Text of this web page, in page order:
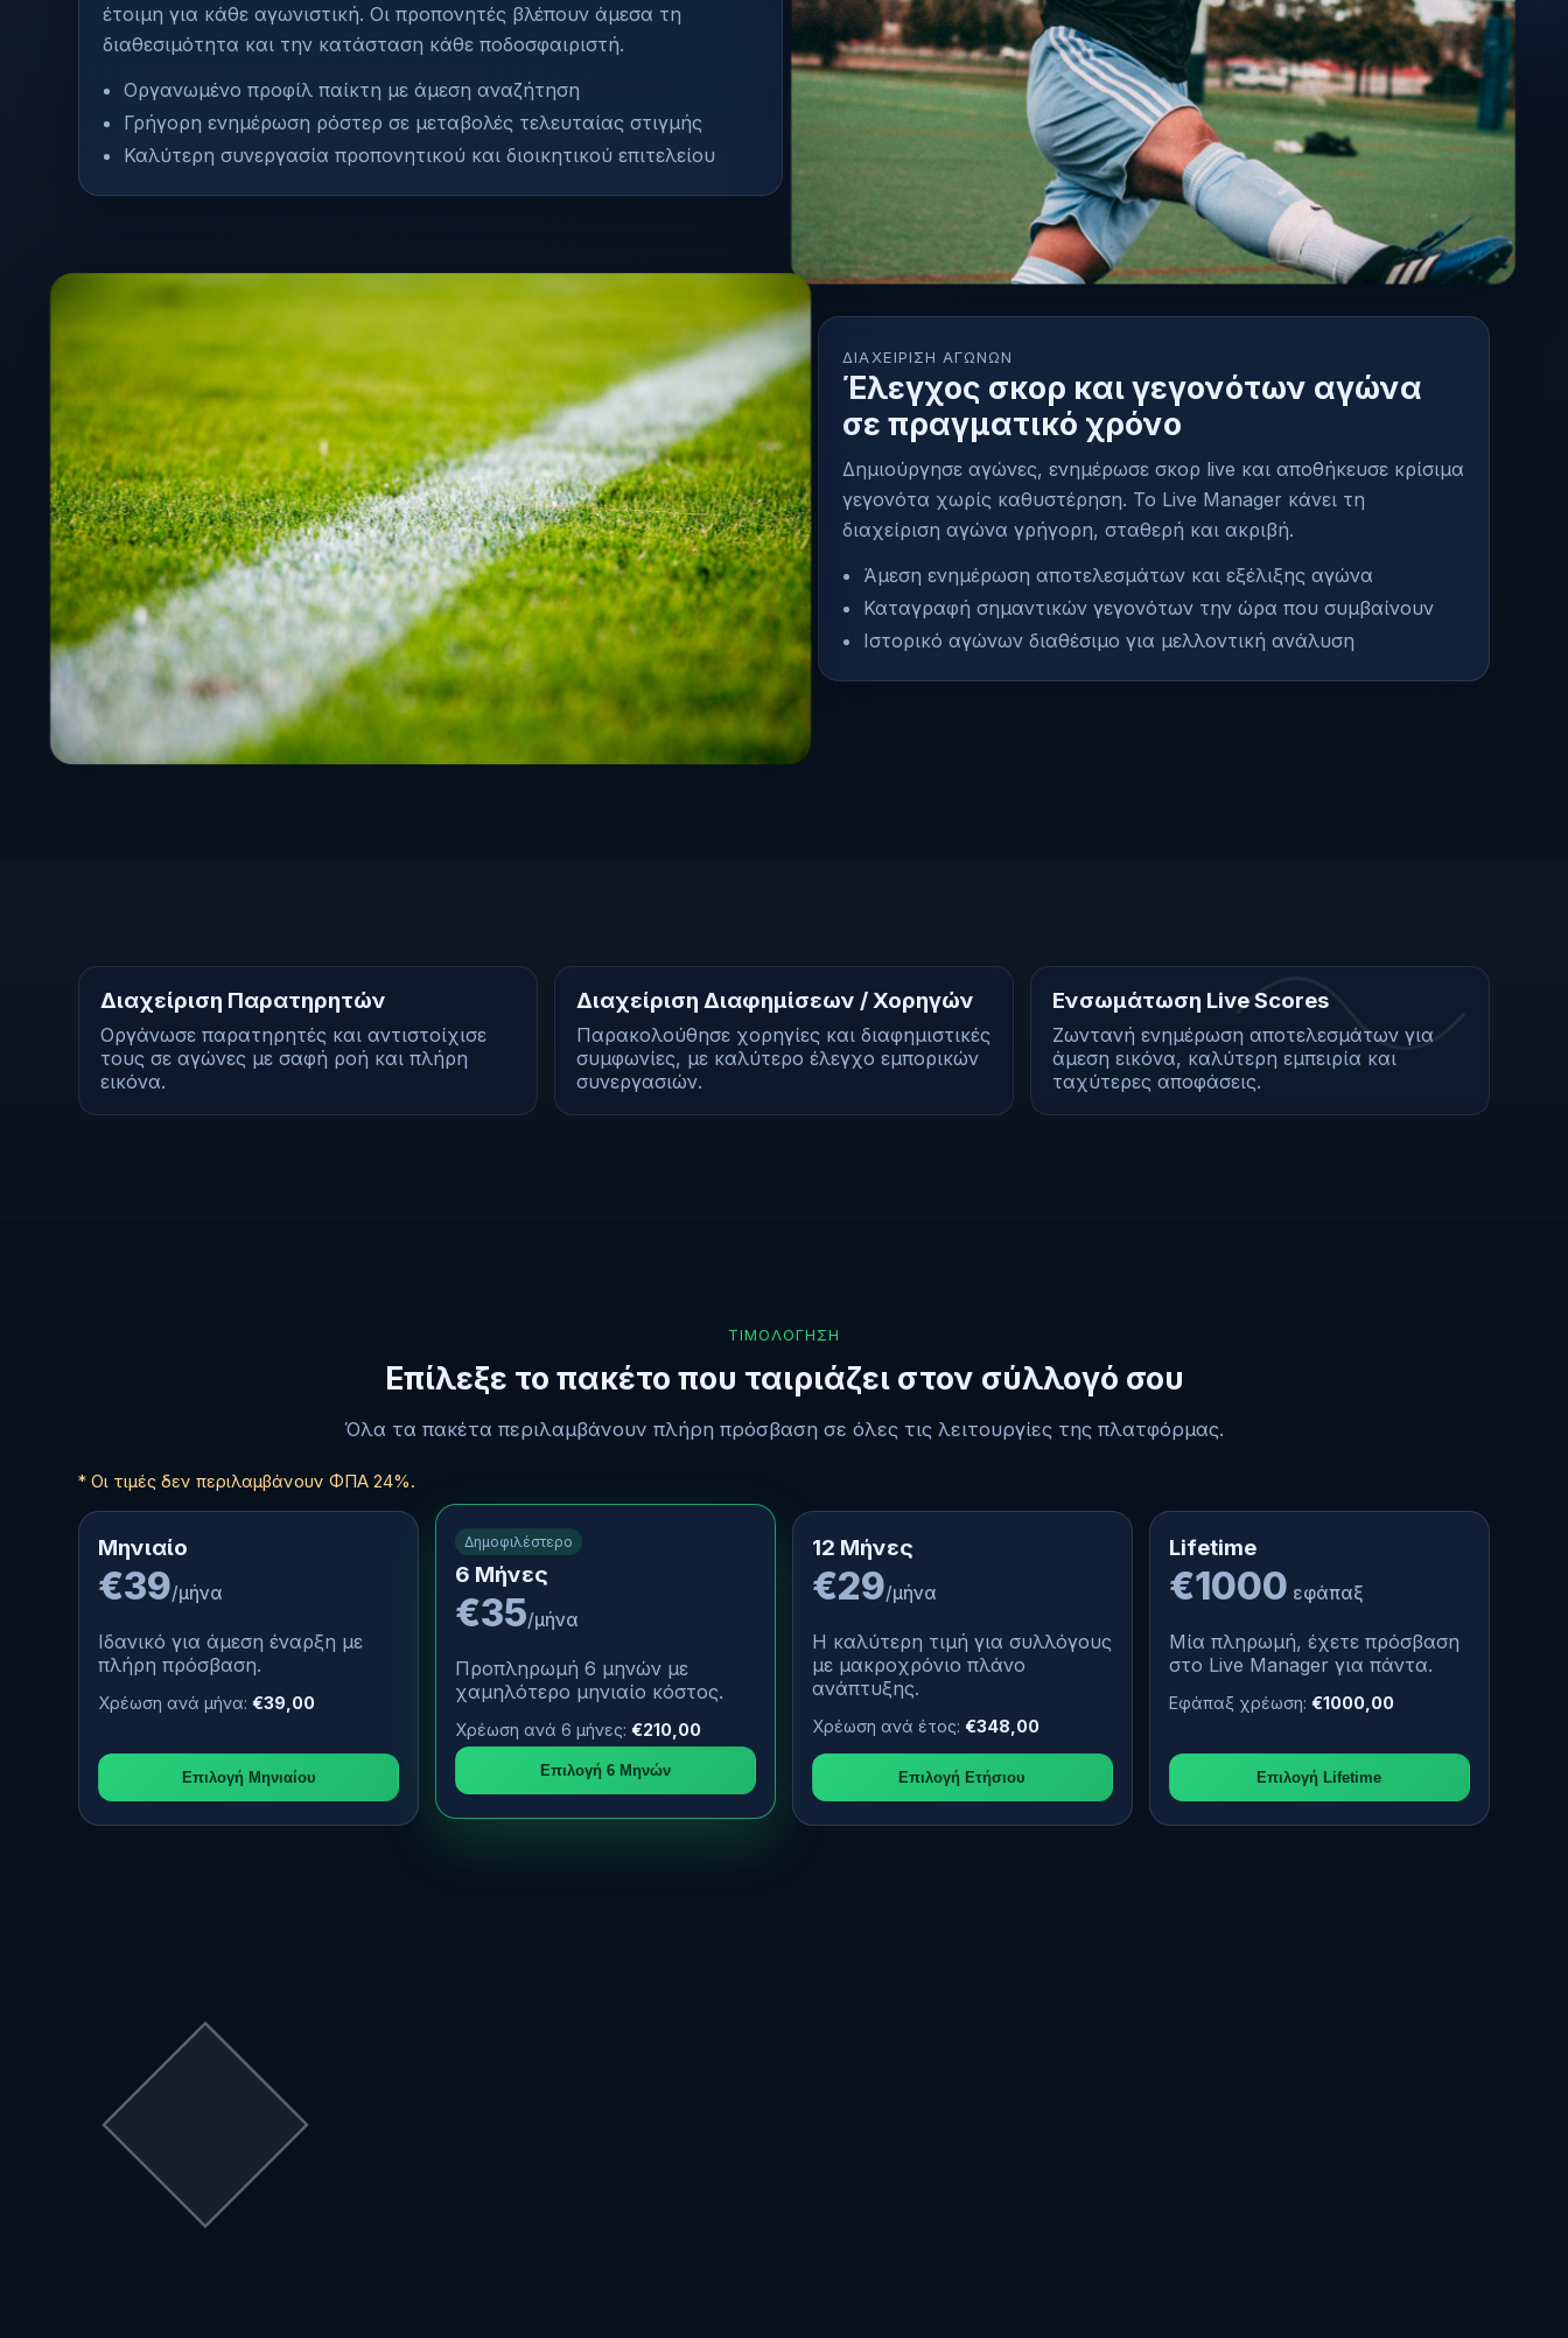
έτοιμη για κάθε αγωνιστική. Οι προπονητές βλέπουν άμεσα τη
διαθεσιμότητα και την κατάσταση κάθε ποδοσφαιριστή.
Οργανωμένο προφίλ παίκτη με άμεση αναζήτηση
Γρήγορη ενημέρωση ρόστερ σε μεταβολές τελευταίας στιγμής
Καλύτερη συνεργασία προπονητικού και διοικητικού επιτελείου
ΔΙΑΧΕΊΡΙΣΗ ΑΓΏΝΩΝ
Έλεγχος σκορ και γεγονότων αγώνα
σε πραγματικό χρόνο
Δημιούργησε αγώνες, ενημέρωσε σκορ live και αποθήκευσε κρίσιμα
γεγονότα χωρίς καθυστέρηση. Το Live Manager κάνει τη
διαχείριση αγώνα γρήγορη, σταθερή και ακριβή.
Άμεση ενημέρωση αποτελεσμάτων και εξέλιξης αγώνα
Καταγραφή σημαντικών γεγονότων την ώρα που συμβαίνουν
Ιστορικό αγώνων διαθέσιμο για μελλοντική ανάλυση
Διαχείριση Παρατηρητών
Οργάνωσε παρατηρητές και αντιστοίχισε
τους σε αγώνες με σαφή ροή και πλήρη
εικόνα.
Διαχείριση Διαφημίσεων / Χορηγών
Παρακολούθησε χορηγίες και διαφημιστικές
συμφωνίες, με καλύτερο έλεγχο εμπορικών
συνεργασιών.
Ενσωμάτωση Live Scores
Ζωντανή ενημέρωση αποτελεσμάτων για
άμεση εικόνα, καλύτερη εμπειρία και
ταχύτερες αποφάσεις.
ΤΙΜΟΛΌΓΗΣΗ
Επίλεξε το πακέτο που ταιριάζει στον σύλλογό σου
Όλα τα πακέτα περιλαμβάνουν πλήρη πρόσβαση σε όλες τις λειτουργίες της πλατφόρμας.
* Οι τιμές δεν περιλαμβάνουν ΦΠΑ 24%.
Μηνιαίο
€39/μήνα
Ιδανικό για άμεση έναρξη με
πλήρη πρόσβαση.
Χρέωση ανά μήνα:€39,00
Επιλογή Μηνιαίου
Δημοφιλέστερο
6 Μήνες
€35/μήνα
Προπληρωμή 6 μηνών με
χαμηλότερο μηνιαίο κόστος.
Χρέωση ανά 6 μήνες:€210,00
Επιλογή 6 Μηνών
12 Μήνες
€29/μήνα
Η καλύτερη τιμή για συλλόγους
με μακροχρόνιο πλάνο
ανάπτυξης.
Χρέωση ανά έτος: €348,00
Επιλογή Ετήσιου
Lifetime
€1000 εφάπαξ
Μία πληρωμή, έχετε πρόσβαση
στο Live Manager για πάντα.
Εφάπαξ χρέωση: €1000,00
Επιλογή Lifetime